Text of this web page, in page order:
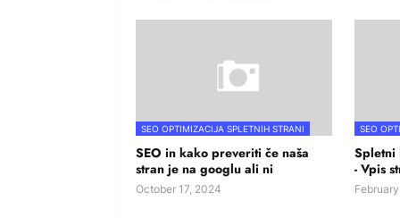
SEO OPTIMIZACIJA SPLETNIH STRANI
SEO in kako preveriti če naša
stran je na googlu ali ni
October 17, 2024
SEO
Spletni
- Vpis